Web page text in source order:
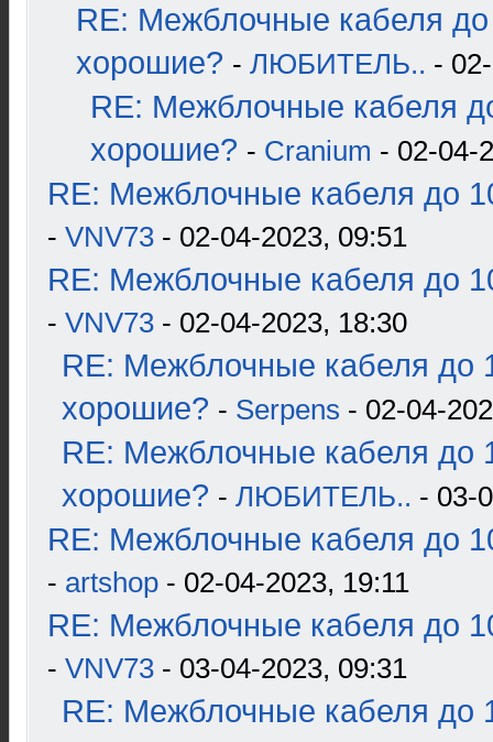
RE: Межблочные кабеля до
хорошие? - ЛЮБИТЕЛЬ.. -
RE: Межблочные кабеля
хорошие? - Cranium - 02-04-
RE: Межблочные кабеля до
- VNV73 - 02-04-2023, 09:51
RE: Межблочные кабеля до
- VNV73 - 02-04-2023, 18:30
RE: Межблочные кабеля до
хорошие? - Serpens - 02-04-
RE: Межблочные кабеля до
хорошие? - ЛЮБИТЕЛЬ.. - 03-
RE: Межблочные кабеля до
- artshop - 02-04-2023, 19:11
RE: Межблочные кабеля до
- VNV73 - 03-04-2023, 09:31
RE: Межблочные кабеля до